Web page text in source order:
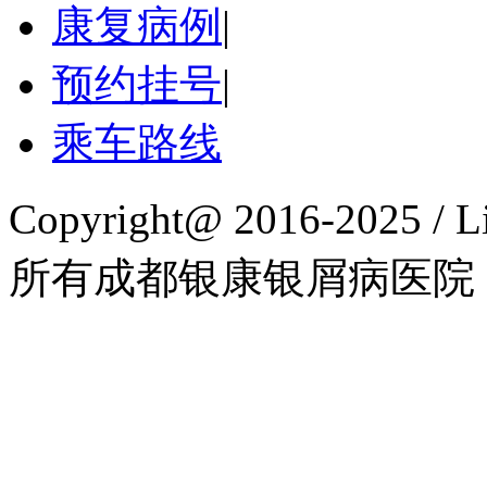
康复病例 |
预约挂号|
乘车路线
Copyright@ 2016-2025 /
所有成都银康银屑病医院